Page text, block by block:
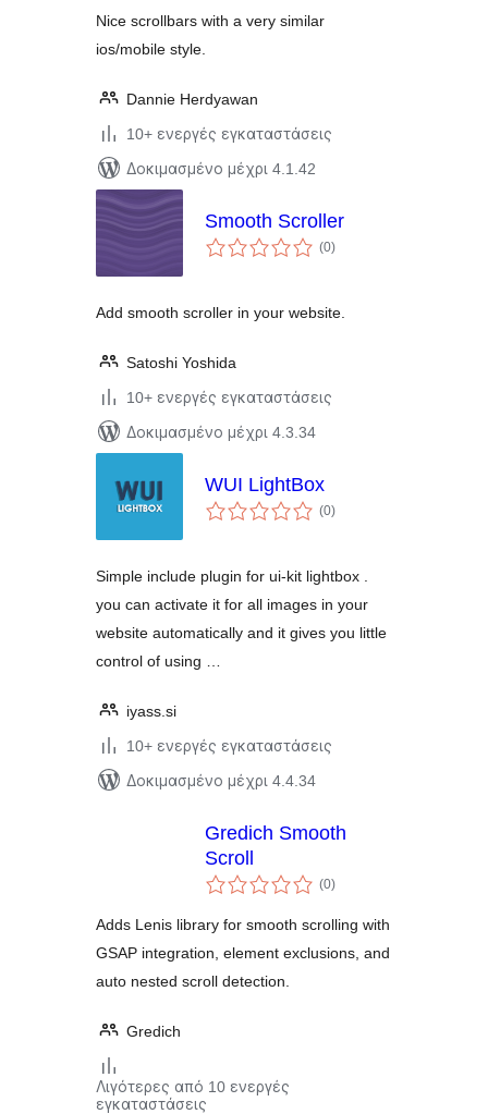
Nice scrollbars with a very similar
ios/mobile style.
Dannie Herdyawan
10+ ενεργές εγκαταστάσεις
Δοκιμασμένο μέχρι 4.1.42
Smooth Scroller
(0αξιολογήσεις
σύνολο
)
Add smooth scroller in your website.
Satoshi Yoshida
10+ ενεργές εγκαταστάσεις
Δοκιμασμένο μέχρι 4.3.34
WUI LightBox
(0αξιολογήσεις
σύνολο
)
Simple include plugin for ui-kit lightbox .
you can activate it for all images in your
website automatically and it gives you little
control of using …
iyass.si
10+ ενεργές εγκαταστάσεις
Δοκιμασμένο μέχρι 4.4.34
Gredich Smooth
Scroll
(0αξιολογήσεις
σύνολο
)
Adds Lenis library for smooth scrolling with
GSAP integration, element exclusions, and
auto nested scroll detection.
Gredich
Λιγότερες από 10 ενεργές
εγκαταστάσεις